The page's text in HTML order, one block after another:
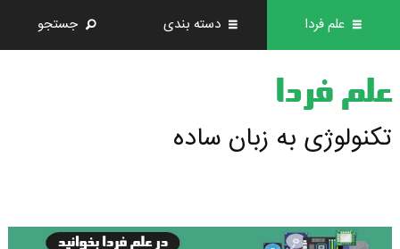
علم فردا دسته بندی جستجو
علم فردا
تکنولوژی به زبان ساده